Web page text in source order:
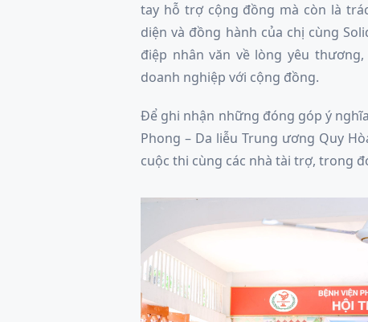
tay hỗ trợ cộng đồng mà còn là
diện và đồng hành của chị cùng
điệp nhân văn về lòng yêu
doanh nghiệp với cộng đồng.
Để ghi nhận những đóng góp ý
Phong – Da liễu Trung ương Quy
cuộc thi cùng các nhà tài trợ, trong